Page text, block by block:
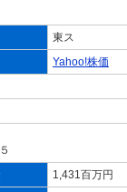
東ス
Yahoo!株価
1,431百万円